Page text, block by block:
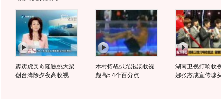
霹雳虎吴奇隆独挑大梁
创台湾除夕夜高收视
木村拓哉扒光泡汤收视
彪高5.4个百分点
湖南卫视打响收
娜张杰成宣传噱